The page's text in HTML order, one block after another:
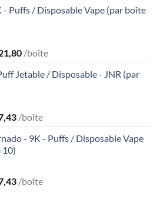
- Puffs / Disposable Vape (par boîte
/boîte
Jetable / Disposable - JNR (par
/boîte
- 9K - Puffs / Disposable Vape
10)
/boîte